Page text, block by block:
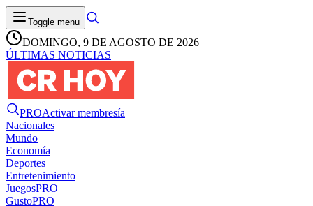
Toggle menu
DOMINGO, 9 DE AGOSTO DE 2026
ÚLTIMAS NOTICIAS
PROActivar membresía
Nacionales
Mundo
Economía
Deportes
Entretenimiento
JuegosPRO
GustoPRO